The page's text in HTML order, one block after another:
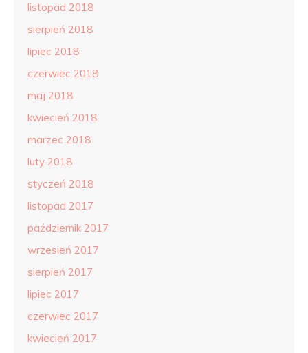
listopad 2018
sierpień 2018
lipiec 2018
czerwiec 2018
maj 2018
kwiecień 2018
marzec 2018
luty 2018
styczeń 2018
listopad 2017
październik 2017
wrzesień 2017
sierpień 2017
lipiec 2017
czerwiec 2017
kwiecień 2017